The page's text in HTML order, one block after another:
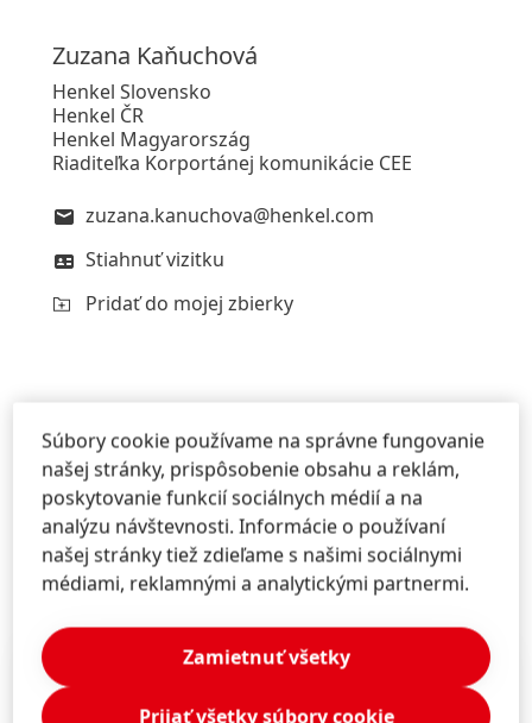
Zuzana Kaňuchová
Henkel Slovensko
Henkel ČR
Henkel Magyarország
Riaditeľka Korportánej komunikácie CEE
zuzana.kanuchova@henkel.com
Stiahnuť vizitku
Pridať do mojej zbierky
Ďalšie informácie
Súbory cookie používame na správne fungovanie
našej stránky, prispôsobenie obsahu a reklám,
poskytovanie funkcií sociálnych médií a na
analýzu návštevnosti. Informácie o používaní
našej stránky tiež zdieľame s našimi sociálnymi
médiami, reklamnými a analytickými partnermi.
Zamietnuť všetky
Prijať všetky súbory cookie